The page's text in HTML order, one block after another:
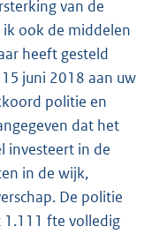
van de
ook de middelen
heeft gesteld
juni 2018 aan uw
politie en
dat het
investeert in de
in de wijk,
De politie
fte volledig